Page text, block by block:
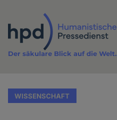
Inhalt
Der säkulare Blick auf die Welt.
WISSENSCHAFT